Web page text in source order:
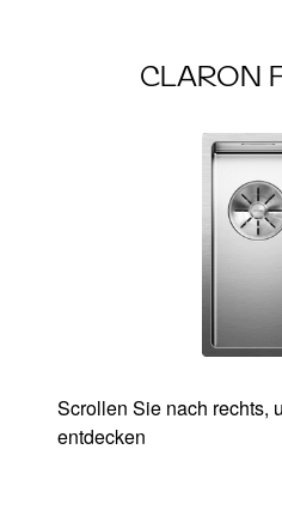
CLARON
Scrollen Sie nach rechts,
entdecken